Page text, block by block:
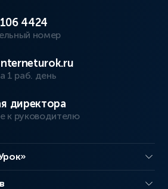
4424
номер
1 раб. день
директора
к руководителю